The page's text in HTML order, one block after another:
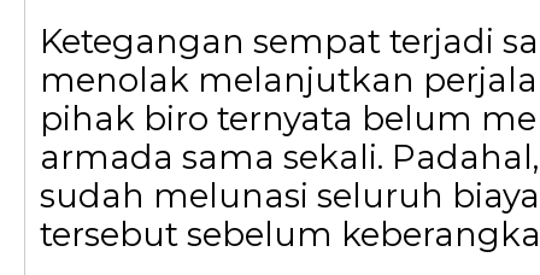
Ketegangan sempat terjadi
menolak melanjutkan
pihak biro ternyata belum
armada sama sekali.
sudah melunasi seluruh
tersebut sebelum